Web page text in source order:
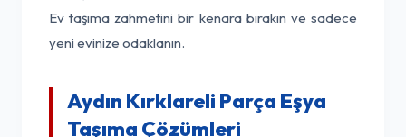
Ev taşıma zahmetini bir kenara bırakın ve sadece
yeni evinize odaklanın.
Aydın Kırklareli Parça Eşya
Taşıma Çözümleri